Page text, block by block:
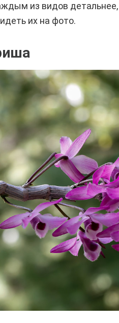
из видов детальнее,
их на фото.